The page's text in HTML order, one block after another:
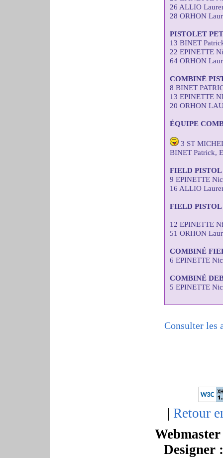
26 ALLIO
28 ORHON
PISTOLET
13 BINET
22 EPINETTE
64 ORHON
COMBINÉ
8 BINET
13 EPINETTE
20 ORHON
ÉQUIPE
3 ST
BINET Patrick,
FIELD
9 EPINETTE
16 ALLIO
FIELD
12 EPINETTE
51 ORHON
COMBINÉ
6 EPINETTE
COMBINÉ
5 EPINETTE
Consulter les
| Retour
Designer :